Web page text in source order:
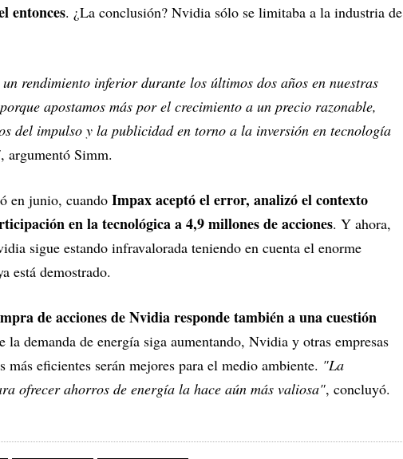
entonces. ¿La conclusión? Nvidia sólo se limitaba a la industria de
rendimiento inferior durante los últimos dos años en nuestras
apostamos más por el crecimiento a un precio razonable,
del impulso y la publicidad en torno a la inversión en tecnología
, argumentó Simm.
en junio, cuando Impax aceptó el error, analizó el contexto
en la tecnológica a 4,9 millones de acciones. Y ahora,
sigue estando infravalorada teniendo en cuenta el enorme
está demostrado.
de acciones de Nvidia responde también a una cuestión
la demanda de energía siga aumentando, Nvidia y otras empresas
más eficientes serán mejores para el medio ambiente. "La
ofrecer ahorros de energía la hace aún más valiosa", concluyó.